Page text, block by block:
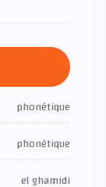
phonétique
phonétique
el ghamidi